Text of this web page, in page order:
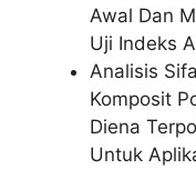
Awal Dan
Uji Indeks
Analisis
Komposit
Diena
Untuk